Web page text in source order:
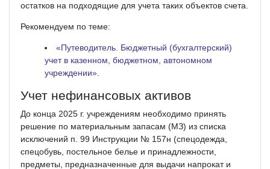
остатков на подходящие для учета таких объектов счета.
Рекомендуем по теме:
«Путеводитель. Бюджетный (бухгалтерский)
учет в казенном, бюджетном, автономном
учреждении».
Учет нефинансовых активов
До конца 2025 г. учреждениям необходимо принять
решение по материальным запасам (МЗ) из списка
исключений п. 99 Инструкции № 157н (спецодежда,
спецобувь, постельное белье и принадлежности,
предметы, предназначенные для выдачи напрокат и